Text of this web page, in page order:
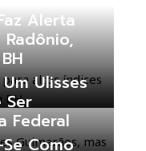
Alerta
Ulisses
Ser
Federal
Como